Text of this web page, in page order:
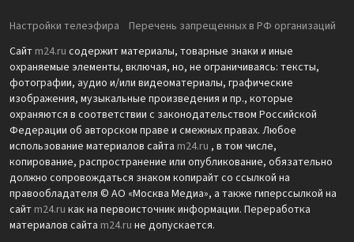
Настройки телеэфира
Перечень запрещенных в РФ организаций
Сайт m24.ru содержит материалы, товарные знаки и иные
охраняемые элементы, включая, но, не ограничиваясь: тексты,
фотографии, аудио и/или видеоматериалы, графические
изображения, музыкальные произведения и пр., которые
охраняются в соответствии с законодательством Российской
Федерации об авторском праве и смежных правах. Любое
использование материалов сайта m24.ru , в том числе,
копирование, распространение или опубликование, обязательно
должно сопровождаться знаком копирайт со ссылкой на
правообладателя © АО «Москва Медиа», а также гиперссылкой на
сайт m24.ru как на первоисточник информации. Переработка
материалов сайта m24.ru не допускается.